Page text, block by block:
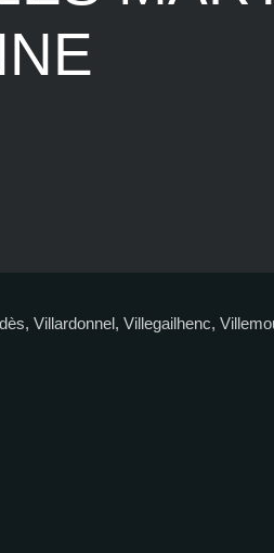
Villardonnel, Villegailhenc,